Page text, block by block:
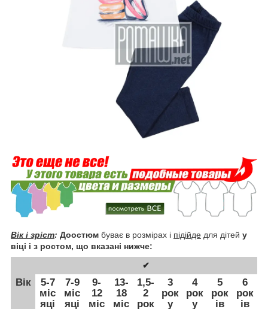
Вік і зріст: Доостюм буває в розмірах і підійде для дітей у
віці і з ростом, що вказані нижче:
✔
Вік
5-7
міс
яці
7-9
міс
яці
9-
12
міс
13-
18
міс
1,5-
2
рок
3
рок
у
4
рок
у
5
рок
ів
6
рок
ів